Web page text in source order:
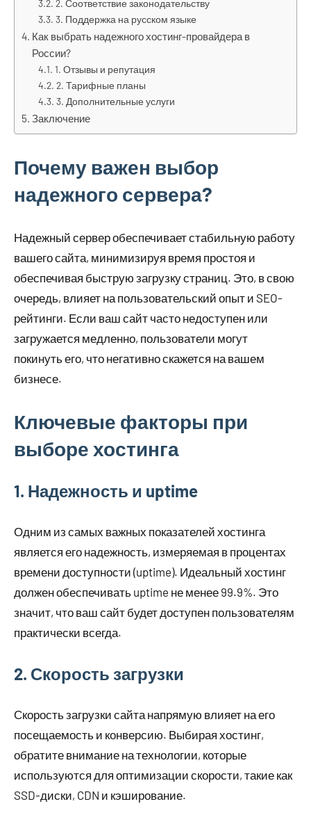
2. Соответствие законодательству
3. Поддержка на русском языке
Как выбрать надежного хостинг-провайдера в
России?
1. Отзывы и репутация
2. Тарифные планы
3. Дополнительные услуги
Заключение
Почему важен выбор
надежного сервера?
Надежный сервер обеспечивает стабильную работу
вашего сайта, минимизируя время простоя и
обеспечивая быструю загрузку страниц. Это, в свою
очередь, влияет на пользовательский опыт и SEO-
рейтинги. Если ваш сайт часто недоступен или
загружается медленно, пользователи могут
покинуть его, что негативно скажется на вашем
бизнесе.
Ключевые факторы при
выборе хостинга
1. Надежность и uptime
Одним из самых важных показателей хостинга
является его надежность, измеряемая в процентах
времени доступности (uptime). Идеальный хостинг
должен обеспечивать uptime не менее 99.9%. Это
значит, что ваш сайт будет доступен пользователям
практически всегда.
2. Скорость загрузки
Скорость загрузки сайта напрямую влияет на его
посещаемость и конверсию. Выбирая хостинг,
обратите внимание на технологии, которые
используются для оптимизации скорости, такие как
SSD-диски, CDN и кэширование.